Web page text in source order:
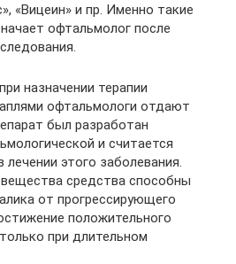
«Вицеин» и пр. Именно такие
офтальмолог после
назначении терапии
офтальмологи отдают
был разработан
и считается
этого заболевания.
средства способны
от прогрессирующего
положительного
при длительном